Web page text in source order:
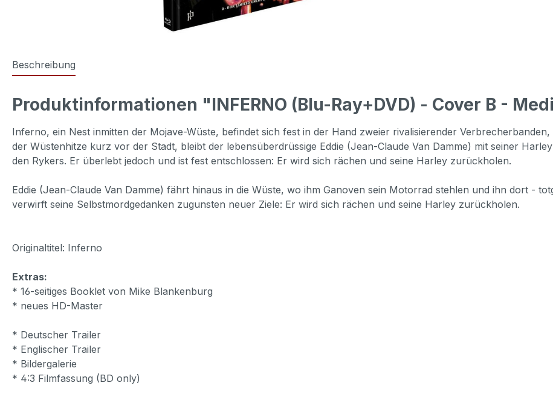
Beschreibung
Produktinformationen "INFERNO (Blu-Ray+DVD) - Cover B -
Inferno, ein Nest inmitten der Mojave-Wüste, befindet sich fest in der Hand zweier rivalisierender
der Wüstenhitze kurz vor der Stadt, bleibt der lebensüberdrüssige Eddie (Jean-Claude Van Damme) mit seiner
den Rykers. Er überlebt jedoch und ist fest entschlossen: Er wird sich rächen und seine Harley zurückholen.
Eddie (Jean-Claude Van Damme) fährt hinaus in die Wüste, wo ihm Ganoven sein Motorrad stehlen und ihn dort -
verwirft seine Selbstmordgedanken zugunsten neuer Ziele: Er wird sich rächen und seine Harley zurückholen.
Originaltitel: Inferno
Extras:
* 16-seitiges Booklet von Mike Blankenburg
* neues HD-Master
* Deutscher Trailer
* Englischer Trailer
* Bildergalerie
* 4:3 Filmfassung (BD only)